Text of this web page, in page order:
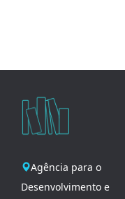
Agência para o
Desenvolvimento e